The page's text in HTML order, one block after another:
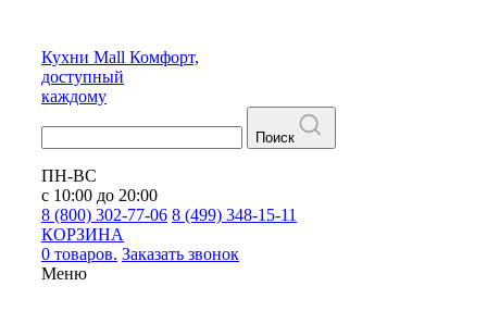
Кухни Mall Комфорт,
доступный
каждому
Поиск
ПН-ВС
с 10:00 до 20:00
8 (800) 302-77-06 8 (499) 348-15-11
КОРЗИНА
0 товаров. Заказать звонок
Меню